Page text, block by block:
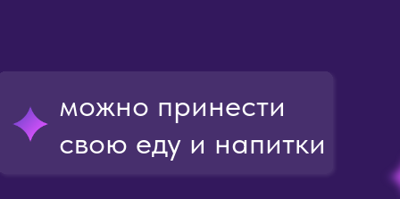
можно принести
свою еду и напитки